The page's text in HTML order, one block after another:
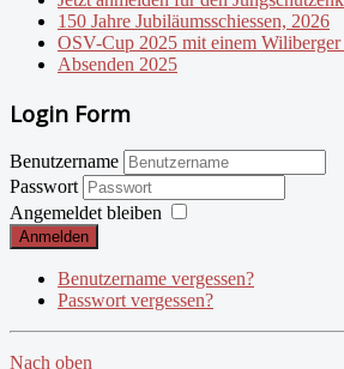
150 Jahre Jubiläumsschiessen, 2026
OSV-Cup 2025 mit einem Wiliberger
Absenden 2025
Login Form
Benutzername
Passwort
Angemeldet bleiben
Anmelden
Benutzername vergessen?
Passwort vergessen?
Nach oben